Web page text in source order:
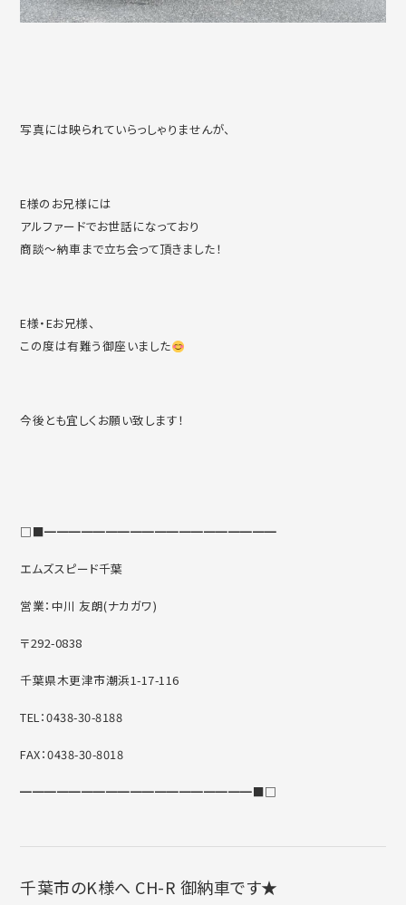
写真には映られていらっしゃりませんが、
E様のお兄様には
アルファードでお世話になっており
商談〜納車まで立ち会って頂きました！
E様・Eお兄様、
この度は有難う御座いました
今後とも宜しくお願い致します！
□■━━━━━━━━━━━━━━━━━━━
エムズスピード千葉
営業：中川 友朗(ナカガワ)
〒292-0838
千葉県木更津市潮浜1-17-116
TEL：0438-30-8188
FAX：0438-30-8018
━━━━━━━━━━━━━━━━━━━■□
千葉市のK様へ CH-R 御納車です★